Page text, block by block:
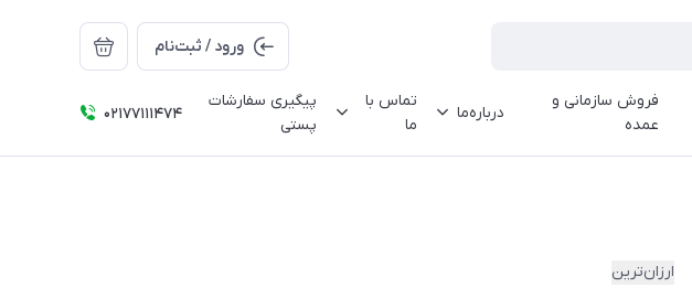
ورود / ثبت‌نام
فروش سازمانی و
عمده
درباره‌ما
تماس با
ما
پیگیری سفارشات
پستی
02177111474
ارزان‌ترین